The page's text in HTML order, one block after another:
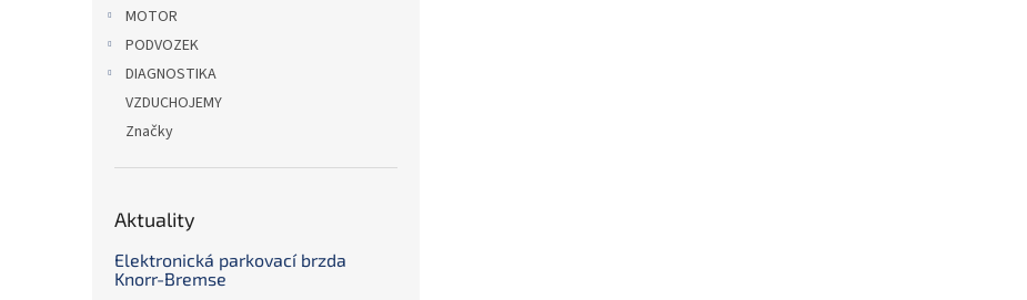
MOTOR
PODVOZEK
DIAGNOSTIKA
VZDUCHOJEMY
Značky
Aktuality
Elektronická parkovací brzda
Knorr-Bremse